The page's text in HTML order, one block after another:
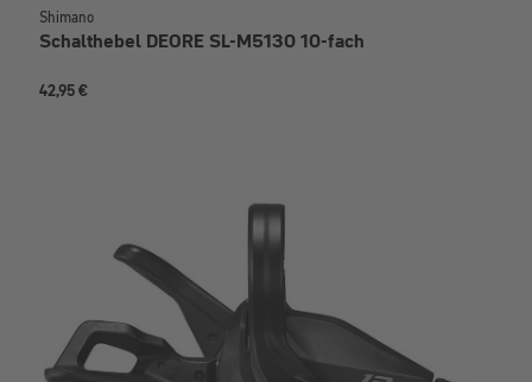
Shimano
Schalthebel DEORE SL-M5130 10-fach
42,95 €